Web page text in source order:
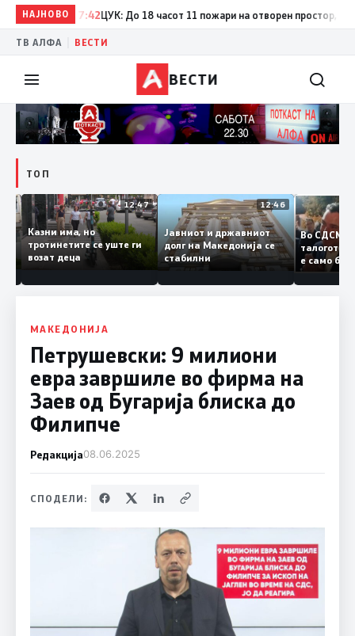
НАЈНОВО
17:42ЦУК: До 18 часот 11 пожари на отворен простор, од кои
ТВ АЛФА ВЕСТИ
ВЕСТИ
ТОП
12:50
и
12:47
Казни има, но
тротинетите се уште ги
возат деца
12:46
Јавниот и државниот
долг на Македонија се
стабилни
Во
е само
копија
Заев
МАКЕДОНИЈА
Петрушевски: 9 милиони
евра завршиле во фирма на
Заев од Бугарија блиска до
Филипче
Редакција08.06.2025
СПОДЕЛИ: